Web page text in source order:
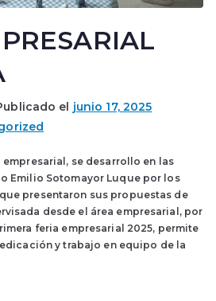
el junio 17, 2025
se desarrollo en las
Emilio Sotomayor Luque por los
presentaron sus propuestas de
desde el área empresarial, por
feria empresarial 2025, permite
y trabajo en equipo de la